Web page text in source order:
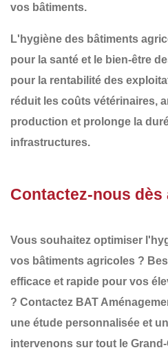
vos bâtiments.
L' hygiène des bâtiments
pour la santé et le bien-être
pour la rentabilité des
réduit les coûts vétérinaires,
production et prolonge la
infrastructures.
Contactez-nous dès
Vous souhaitez optimiser l'
vos bâtiments agricoles ?
efficace et rapide pour vos
? Contactez BAT
une étude personnalisée et un
intervenons sur tout le